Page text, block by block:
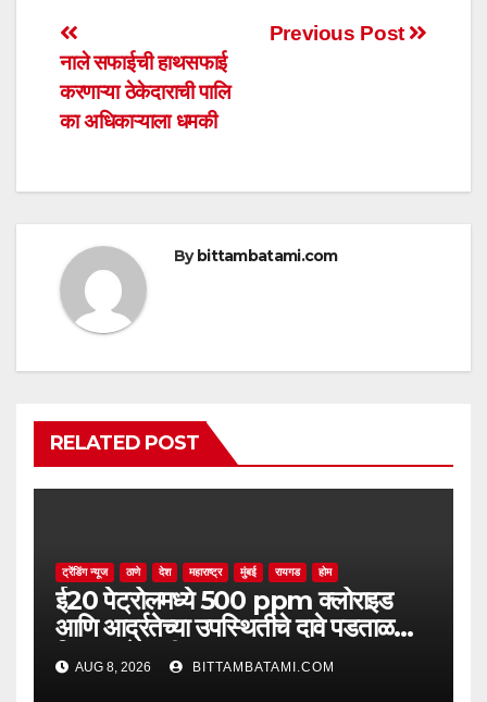
A
p
p
b
o
o
e
Post
navigation
Previous Post
नाले सफाईची हाथसफाई
करणाऱ्या ठेकेदाराची पालि
का अधिकाऱ्याला धमकी
By bittambatami.com
RELATED POST
ट्रेंडिंग न्यूज ठाणे देश महाराष्ट्र मुंबई रायगड होम
ई20 पेट्रोलमध्ये 500 ppm क्लोराइड
आणि आर्द्रतेच्या उपस्थितीचे दावे पडताळणीत
सिद्ध झाले नाहीत
AUG 8, 2026 BITTAMBATAMI.COM